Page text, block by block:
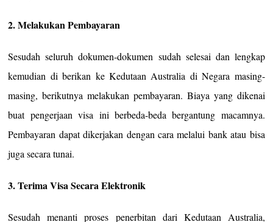
2. Melakukan Pembayaran
Sesudah seluruh dokumen-dokumen sudah selesai dan lengkap
kemudian di berikan ke Kedutaan Australia di Negara masing-
masing, berikutnya melakukan pembayaran. Biaya yang dikenai
buat pengerjaan visa ini berbeda-beda bergantung macamnya.
Pembayaran dapat dikerjakan dengan cara melalui bank atau bisa
juga secara tunai.
3. Terima Visa Secara Elektronik
Sesudah menanti proses penerbitan dari Kedutaan Australia,